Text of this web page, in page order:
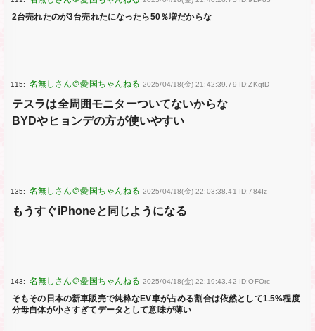
2台売れたのが3台売れたになったら50％増だからな
115: 2025/04/18(金) 21:42:39.79 ID:ZKqtD
テスラは全周囲モニターついてないからな
BYDやヒョンデの方が使いやすい
135: 2025/04/18(金) 22:03:38.41 ID:784Iz
もうすぐiPhoneと同じようになる
143: 2025/04/18(金) 22:19:43.42 ID:OFOrc
そもその日本の新車販売で純粋なEV車が占める割合は依然として1.5%程度
分母自体が小さすぎてデータとして意味が薄い